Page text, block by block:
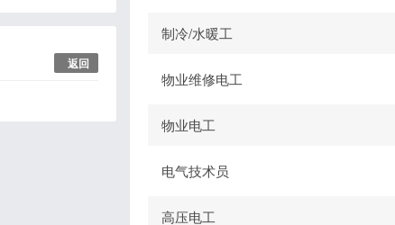
返回
制冷/水暖工
物业维修电工
物业电工
电气技术员
高压电工